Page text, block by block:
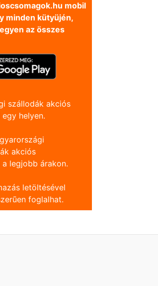
mobil
minden kütyüjén,
az összes
szállodák akciós
helyen.
akciós
legjobb árakon.
letöltésével
foglalhat.